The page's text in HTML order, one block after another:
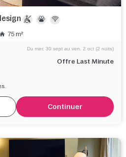
75 m²
Offre Last Minute
Du mer. 30 sept au ven. 2 oct (2 nuits)
Continuer